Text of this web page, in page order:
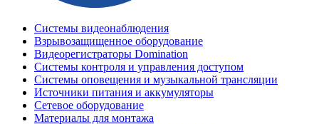
Системы видеонаблюдения
Взрывозащищенное оборудование
Видеорегистраторы Domination
Системы контроля и управления доступом
Системы оповещения и музыкальной трансляции
Источники питания и аккумуляторы
Сетевое оборудование
Материалы для монтажа